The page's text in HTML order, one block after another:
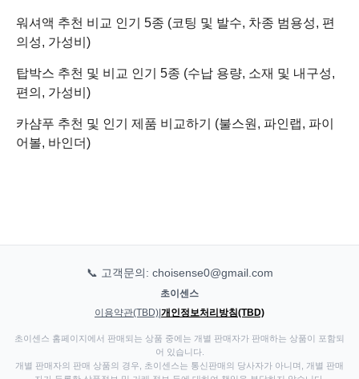
워셔액 추천 비교 인기 5종 (코팅 및 발수, 차종 범용성, 편
의성, 가성비)
탑박스 추천 및 비교 인기 5종 (수납 용량, 소재 및 내구성,
편의, 가성비)
카샴푸 추천 및 인기 제품 비교하기 (불스원, 파인랩, 파이
어볼, 바인더)
📞 고객문의: choisense0@gmail.com
초이센스
이용약관(TBD) 개인정보처리방침(TBD)
초이센스 홈페이지에서 판매되는 상품 중에는 개별 판매자가 판매하는 상품이 포함되
어 있습니다.
개별 판매자의 판매 상품의 경우, 초이센스는 통신판매의 당사자가 아니며, 개별 판매